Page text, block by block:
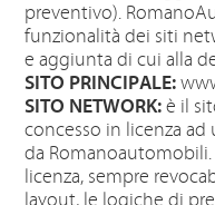
preventivo).
funzionalità dei siti
e aggiunta di cui alla
SITO PRINCIPALE:
SITO NETWORK: è il
concesso in licenza
da
licenza, sempre
layout, le logiche di